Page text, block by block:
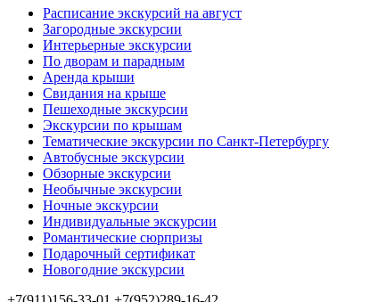
Расписание экскурсий на август
Загородные экскурсии
Интерьерные экскурсии
По дворам и парадным
Аренда крыши
Свидания на крыше
Пешеходные экскурсии
Экскурсии по крышам
Тематические экскурсии по Санкт-Петербургу
Автобусные экскурсии
Обзорные экскурсии
Необычные экскурсии
Ночные экскурсии
Индивидуальные экскурсии
Романтические сюрпризы
Подарочный сертификат
Новогодние экскурсии